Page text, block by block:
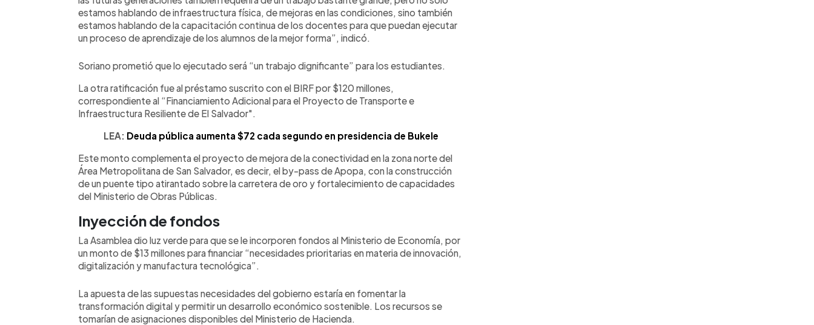
estamos hablando de infraestructura física, de mejoras en las condiciones, sino también
estamos hablando de la capacitación continua de los docentes para que puedan ejecutar
un proceso de aprendizaje de los alumnos de la mejor forma”, indicó.
Soriano prometió que lo ejecutado será “un trabajo dignificante” para los estudiantes.
La otra ratificación fue al préstamo suscrito con el BIRF por $120 millones,
correspondiente al “Financiamiento Adicional para el Proyecto de Transporte e
Infraestructura Resiliente de El Salvador".
LEA: Deuda pública aumenta $72 cada segundo en presidencia de Bukele
Este monto complementa el proyecto de mejora de la conectividad en la zona norte del
Área Metropolitana de San Salvador, es decir, el by-pass de Apopa, con la construcción
de un puente tipo atirantado sobre la carretera de oro y fortalecimiento de capacidades
del Ministerio de Obras Públicas.
Inyección de fondos
La Asamblea dio luz verde para que se le incorporen fondos al Ministerio de Economía, por
un monto de $13 millones para financiar “necesidades prioritarias en materia de innovación,
digitalización y manufactura tecnológica”.
La apuesta de las supuestas necesidades del gobierno estaría en fomentar la
transformación digital y permitir un desarrollo económico sostenible. Los recursos se
tomarían de asignaciones disponibles del Ministerio de Hacienda.